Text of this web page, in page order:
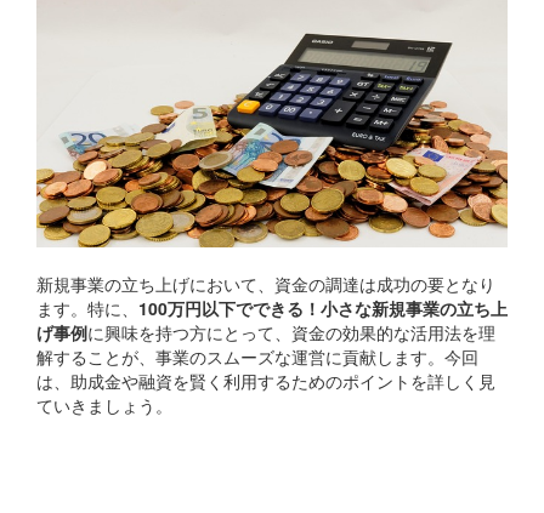
新規事業の立ち上げにおいて、資金の調達は成功の要となり
ます。特に、 100万円以下でできる！小さな新規事業の立ち上
げ事例に興味を持つ方にとって、資金の効果的な活用法を理
解することが、事業のスムーズな運営に貢献します。今回
は、助成金や融資を賢く利用するためのポイントを詳しく見
ていきましょう。